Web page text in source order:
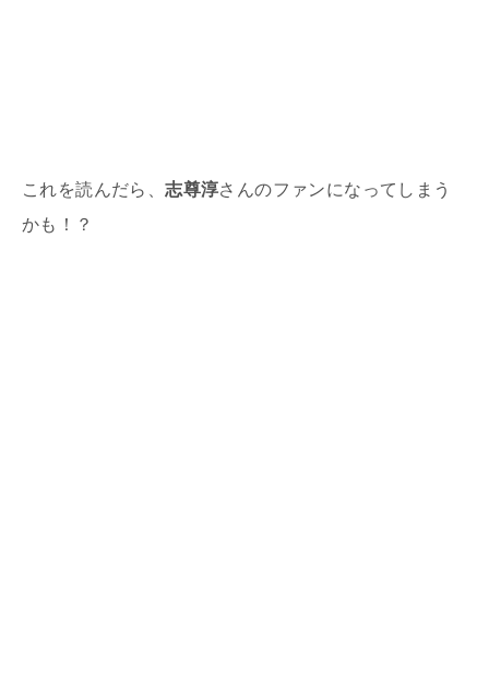
これを読んだら、志尊淳さんのファンになってしまう
かも！？